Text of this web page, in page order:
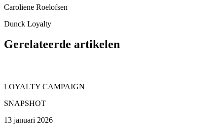
Caroliene Roelofsen
Dunck Loyalty
Gerelateerde artikelen
LOYALTY CAMPAIGN
SNAPSHOT
13 januari 2026